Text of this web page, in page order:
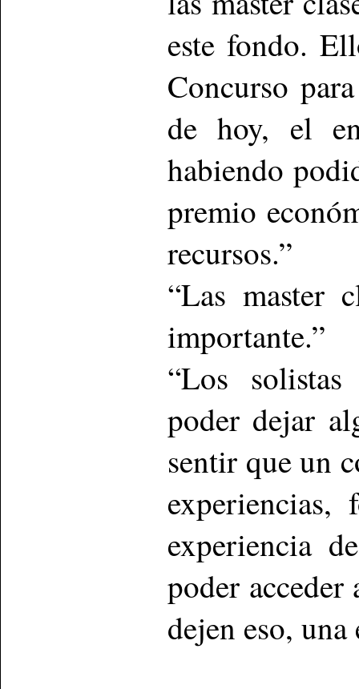
este fondo.
Concurso
de hoy, el
habiendo
premio
recursos.”
“Las master
importante.”
“Los
poder dejar
sentir que un
experiencias,
experiencia
poder
dejen eso, una